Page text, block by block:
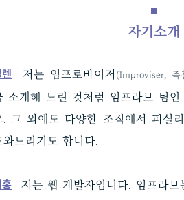
자기소개
저는 임프로바이저 (Improviser, 즉
소개해 드린 것처럼 임프라브 팀인
. 그 외에도 다양한 조직에서 퍼실
와드리기도 합니다.
저는 웹 개발자입니다. 임프라